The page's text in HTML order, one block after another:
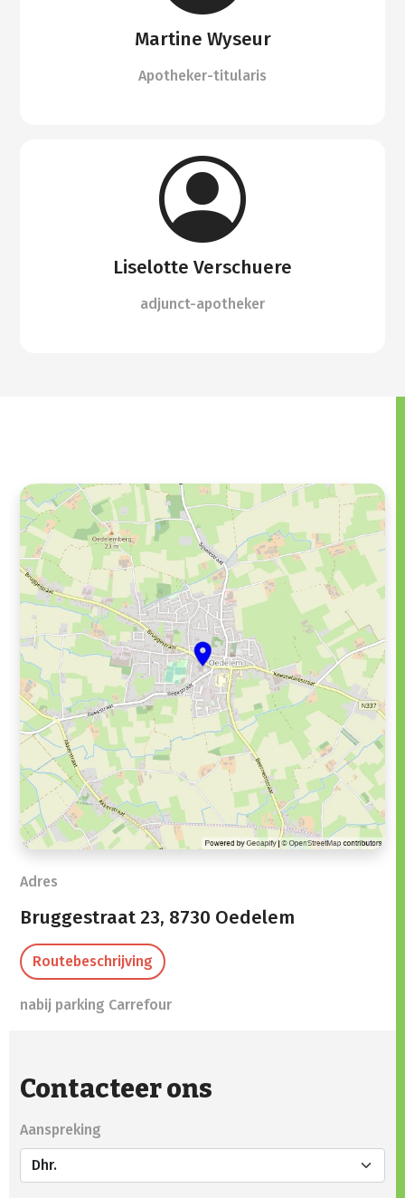
Martine Wyseur
Apotheker-titularis
Liselotte Verschuere
adjunct-apotheker
Adres
Bruggestraat 23, 8730 Oedelem
Routebeschrijving
nabij parking Carrefour
Contacteer ons
Aanspreking